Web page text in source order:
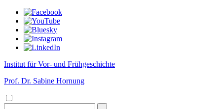
Institut für Vor- und Frühgeschichte
Prof. Dr. Sabine Hornung